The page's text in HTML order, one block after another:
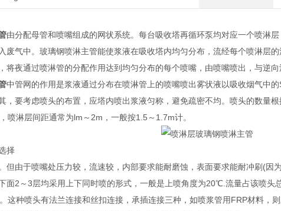
由分配母管和喷嘴组成的网状系统。每台吸收塔再循环泵均对应一个喷淋
废气中。玻璃钢喷淋主管能使浆液在吸收塔内均匀分布，流经每个喷淋层
将夜通过喷淋管的分配作用达到均匀分布的每个喷嘴，由喷嘴喷出，与逆
中管网的作用是浆液通过分布在喷淋管上的喷嘴喷出雾状液以吸收烟气中
，要考虑喷头的布置，应塔内喷出浆液匀称，避免疏密不均。喷头的数量
喷淋层间距通常为lm～2m，一般按1.5～1.7m计。
择
但由于喷嘴处压力较，流速较，内部要求能耐磨蚀，表面要求能耐冲刷(因
面2～3层均采用上下同时喷的形式，一般是上喷角度为20℃.流量占该喷头
这种喷头有法兰连接和丝扣连接，承插连接三种，如喷浆管用FRP材料，